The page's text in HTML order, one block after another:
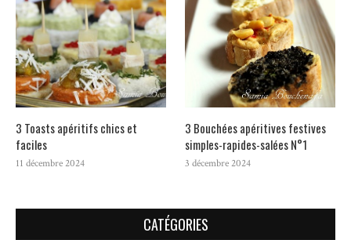
3 Toasts apéritifs chics et
faciles
11 décembre 2024
3 Bouchées apéritives festives
simples-rapides-salées N°1
3 décembre 2024
CATÉGORIES